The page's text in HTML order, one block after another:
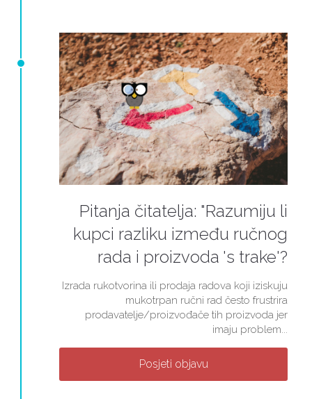
Pitanja čitatelja: "Razumiju li
kupci razliku između ručnog
rada i proizvoda 's trake'?
Izrada rukotvorina ili prodaja radova koji iziskuju
mukotrpan ručni rad često frustrira
prodavatelje/proizvođače tih proizvoda jer
imaju problem...
Posjeti objavu